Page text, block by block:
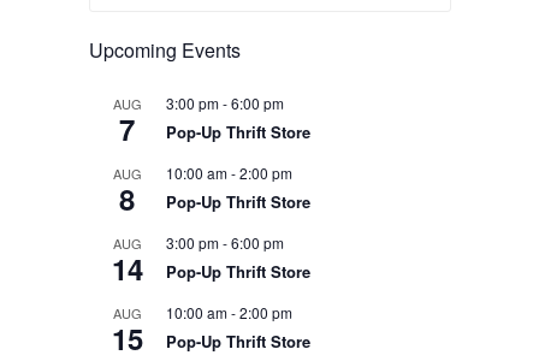
Upcoming Events
AUG
7
3:00 pm-6:00 pm
Pop-Up Thrift Store
AUG
8
10:00 am-2:00 pm
Pop-Up Thrift Store
AUG
14
3:00 pm-6:00 pm
Pop-Up Thrift Store
AUG
15
10:00 am-2:00 pm
Pop-Up Thrift Store